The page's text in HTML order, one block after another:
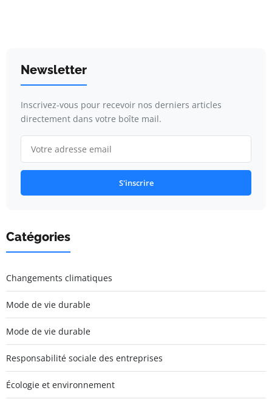
Newsletter
Inscrivez-vous pour recevoir nos derniers articles
directement dans votre boîte mail.
S'inscrire
Catégories
Changements climatiques
Mode de vie durable
Mode de vie durable
Responsabilité sociale des entreprises
Écologie et environnement